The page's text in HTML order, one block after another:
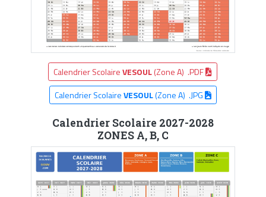
Calendrier ScolaireVESOUL(Zone A) .PDF
Calendrier ScolaireVESOUL(Zone A) .JPG
Calendrier Scolaire 2027-2028
ZONES A, B, C